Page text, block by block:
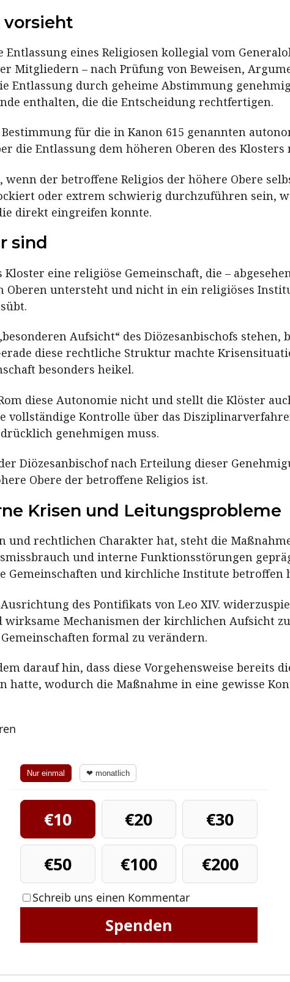
vorsieht
Entlassung eines Religiosen kollegial vom
Mitgliedern – nach Prüfung von Beweisen,
Entlassung durch geheime Abstimmung
enthalten, die die Entscheidung rechtfertigen.
für die in Kanon 615 genannten
die Entlassung dem höheren Oberen des
wenn der betroffene Religios der höhere Obere
oder extrem schwierig durchzuführen sein,
direkt eingreifen konnte.
sind
eine religiöse Gemeinschaft, die –
Oberen untersteht und nicht in ein religiöses
Aufsicht“ des Diözesanbischofs stehen,
diese rechtliche Struktur machte
besonders heikel.
diese Autonomie nicht und stellt die Klöster
vollständige Kontrolle über das
genehmigen muss.
Diözesanbischof nach Erteilung dieser
Obere der betroffene Religios ist.
Krisen und Leitungsprobleme
und rechtlichen Charakter hat, steht die
und interne Funktionsstörungen
Gemeinschaften und kirchliche Institute betroffen
des Pontifikats von Leo XIV.
Mechanismen der kirchlichen Aufsicht
formal zu verändern.
darauf hin, dass diese Vorgehensweise bereits
hatte, wodurch die Maßnahme in eine gewisse
Nur einmal ❤ monatlich
€10 €20
€30
€50
€100 €200
Schreib uns einen Kommentar
Spenden